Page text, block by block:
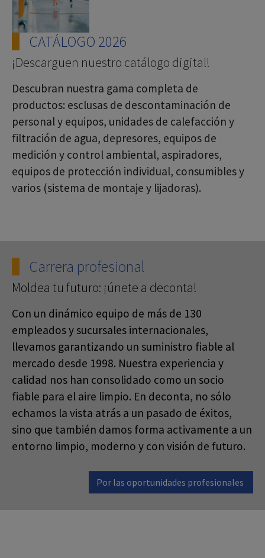
CATÁLOGO 2026
¡Descarguen nuestro catálogo digital!
Descubran nuestra gama completa de
productos: esclusas de descontaminación de
personal y equipos, unidades de calefacción y
filtración de agua, depresores, equipos de
medición y control ambiental, aspiradores,
equipos de protección individual, consumibles y
varios (sistema de montaje y lijadoras).
Carrera profesional
Moldea tu futuro: ¡únete a deconta!
Con un dinámico equipo de más de 130
empleados y sucursales internacionales,
llevamos garantizando un suministro fiable al
mercado desde 1998. Nuestra experiencia y
calidad nos han consolidado como un socio
fiable para el aire limpio. En deconta, no sólo
echamos la vista atrás a un pasado de éxitos,
sino que también damos forma activamente a un
entorno limpio, moderno y con visión de futuro.
Por las oportunidades profesionales